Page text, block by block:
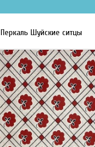
Перкаль Шуйские ситцы